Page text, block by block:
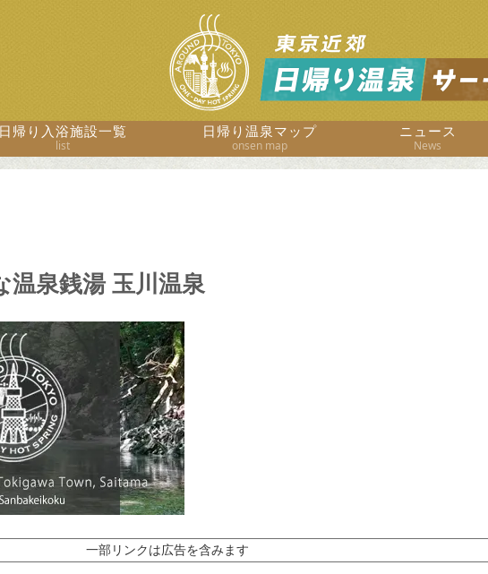
日帰り入浴施設一覧
list
日帰り温泉マップ
onsen map
ニュース
News
温泉銭湯 玉川温泉
一部リンクは広告を含みます